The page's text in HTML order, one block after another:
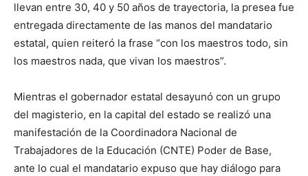
llevan entre 30, 40 y 50 años de trayectoria, la presea fue
entregada directamente de las manos del mandatario
estatal, quien reiteró la frase “con los maestros todo, sin
los maestros nada, que vivan los maestros”.
Mientras el gobernador estatal desayunó con un grupo
del magisterio, en la capital del estado se realizó una
manifestación de la Coordinadora Nacional de
Trabajadores de la Educación (CNTE) Poder de Base,
ante lo cual el mandatario expuso que hay diálogo para